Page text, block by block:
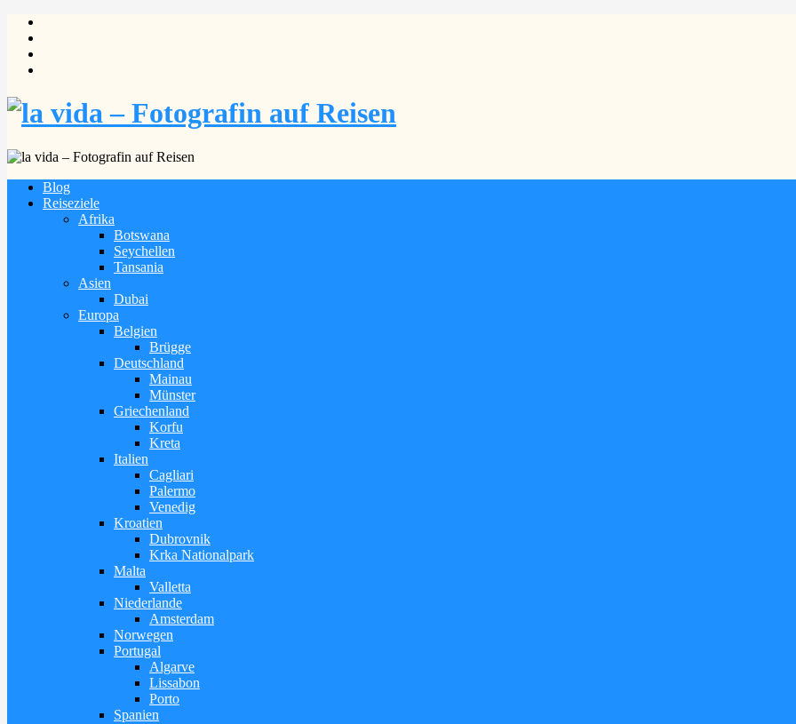
Blog
Reiseziele
Afrika
Botswana
Seychellen
Tansania
Asien
Dubai
Europa
Belgien
Brügge
Deutschland
Mainau
Münster
Griechenland
Korfu
Kreta
Italien
Cagliari
Palermo
Venedig
Kroatien
Dubrovnik
Krka Nationalpark
Malta
Valletta
Niederlande
Amsterdam
Norwegen
Portugal
Algarve
Lissabon
Porto
Spanien